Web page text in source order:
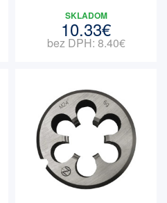
SKLADOM
10.33€
bez DPH: 8.40€